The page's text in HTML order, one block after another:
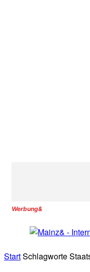
Werbung&
StartSchlagworte